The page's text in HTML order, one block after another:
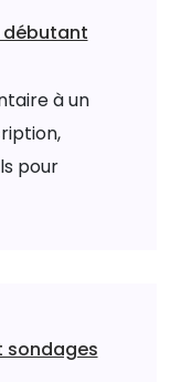
débutant
à un
pour
sondages